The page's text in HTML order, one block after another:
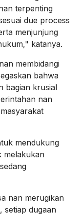
terpenting
due process
menjunjung
katanya.
membidangi
bahwa
bagian krusial
nan
mendukung
melakukan
nan merugikan
setiap dugaan